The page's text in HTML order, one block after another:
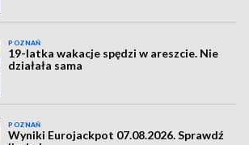
POZNAŃ
19-latka wakacje spędzi w areszcie. Nie
działała sama
POZNAŃ
Wyniki Eurojackpot 07.08.2026. Sprawdź